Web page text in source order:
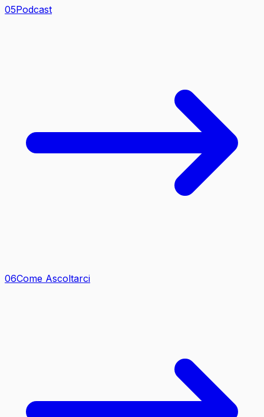
05Podcast
06Come Ascoltarci